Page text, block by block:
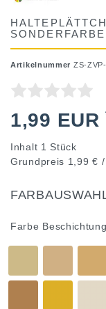
SONDERFARBE
Artikelnummer ZS-
1,99 EUR
Inhalt 1 Stück
Grundpreis 1,99 €
Farbe